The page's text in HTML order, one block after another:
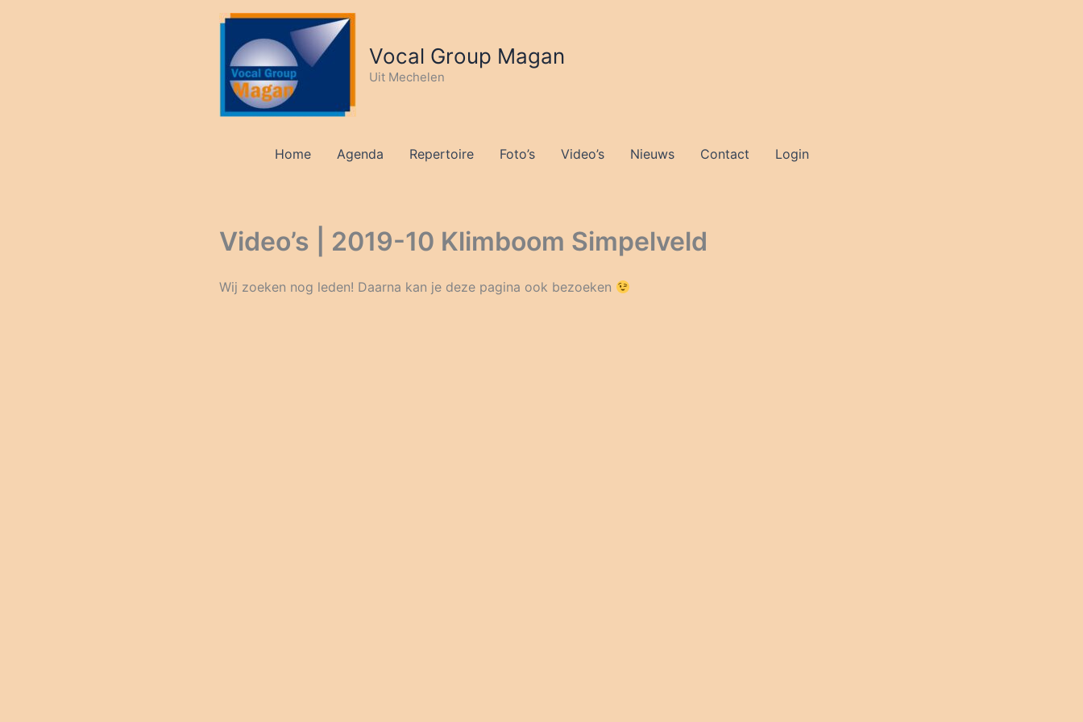
Vocal Group Magan
Uit Mechelen
Home Agenda Repertoire Foto’s Video’s Nieuws Contact Login
Video’s | 2019-10 Klimboom Simpelveld
Wij zoeken nog leden! Daarna kan je deze pagina ook bezoeken